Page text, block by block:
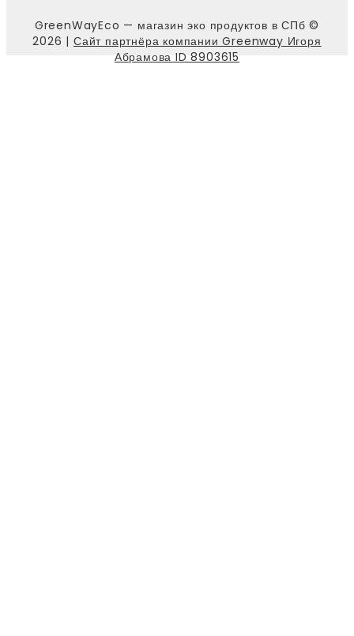
GreenWayEco — магазин эко продуктов в СПб ©
2026 | Сайт партнёра компании Greenway Игоря
Абрамова ID 8903615